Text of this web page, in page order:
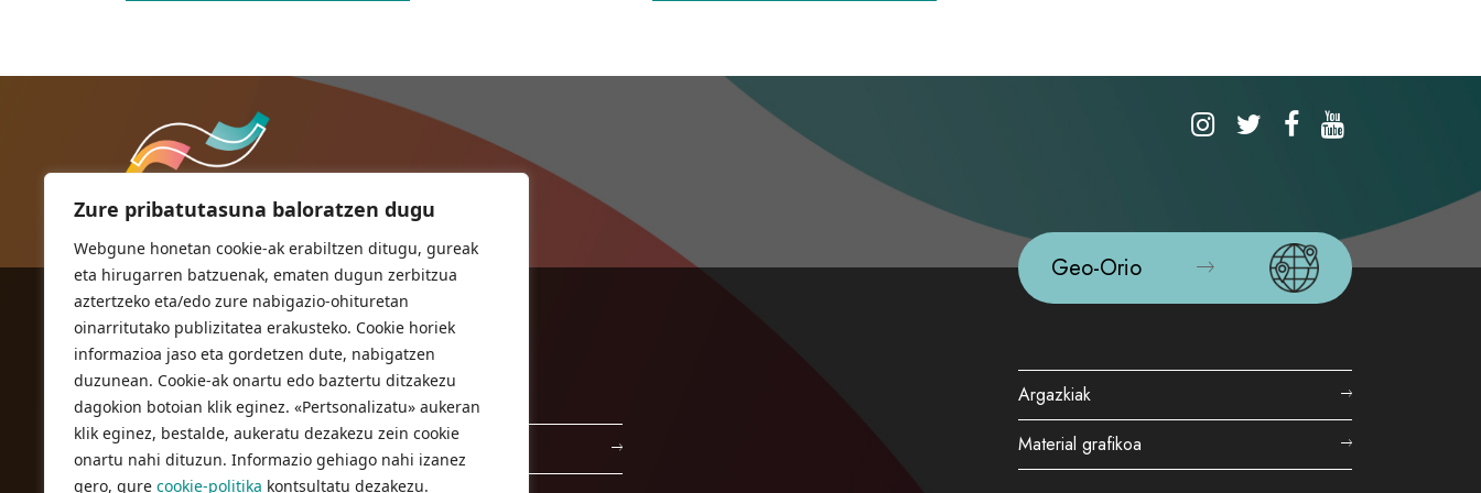
Zure pribatutasuna baloratzen dugu
Webgune honetan cookie-ak erabiltzen ditugu, gureak
eta hirugarren batzuenak, ematen dugun zerbitzua
aztertzeko eta/edo zure nabigazio-ohituretan
oinarritutako publizitatea erakusteko. Cookie horiek
informazioa jaso eta gordetzen dute, nabigatzen
duzunean. Cookie-ak onartu edo baztertu ditzakezu
dagokion botoian klik eginez. «Pertsonalizatu» aukeran
klik eginez, bestalde, aukeratu dezakezu zein cookie
onartu nahi dituzun. Informazio gehiago nahi izanez
gero, gure cookie-politika kontsultatu dezakezu.
Geo-Orio
Argazkiak
Material grafikoa
ORIOKO UDALA
Herriko plaza,1
20810 Orio (Gipuzkoa)
T. 943 83 03 46
bulegoak@orio.eus